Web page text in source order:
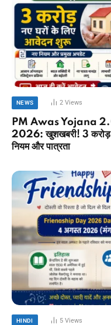
NEWS 2Views
PM Awas Yojana
2026: खुशखबरी! 3 करोड़
नियम और पात्रता
HINDI 5 Views